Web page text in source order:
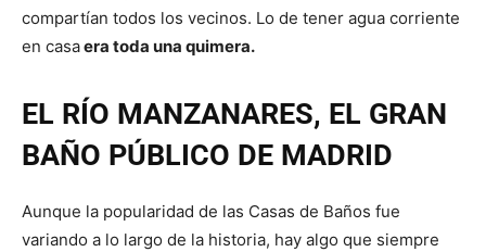
compartían todos los vecinos. Lo de tener agua corriente
en casaera toda una quimera.
EL RÍO MANZANARES, EL GRAN
BAÑO PÚBLICO DE MADRID
Aunque la popularidad de las Casas de Baños fue
variando a lo largo de la historia, hay algo que siempre